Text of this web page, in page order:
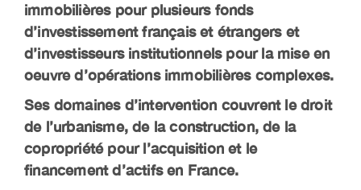
immobilières pour plusieurs fonds
d’investissement français et étrangers et
d’investisseurs institutionnels pour la mise en
oeuvre d’opérations immobilières complexes.
Ses domaines d’intervention couvrent le droit
de l’urbanisme, de la construction, de la
copropriété pour l’acquisition et le
financement d’actifs en France.